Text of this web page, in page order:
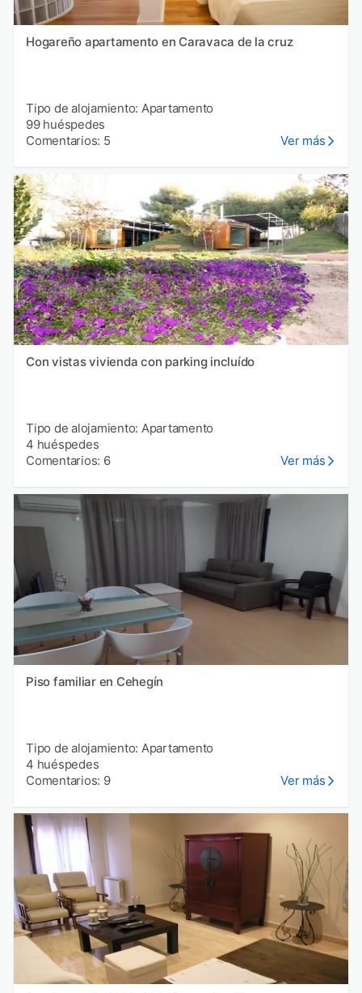
Hogareño apartamento en Caravaca de la cruz
Tipo de alojamiento: Apartamento
99 huéspedes
Comentarios: 5
Ver más
Con vistas vivienda con parking incluído
Tipo de alojamiento: Apartamento
4 huéspedes
Comentarios: 6
Ver más
Piso familiar en Cehegín
Tipo de alojamiento: Apartamento
4 huéspedes
Comentarios: 9
Ver más